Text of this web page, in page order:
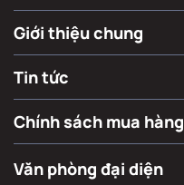
Giới thiệu chung
Tin tức
Chính sách mua hàng
Văn phòng đại diện